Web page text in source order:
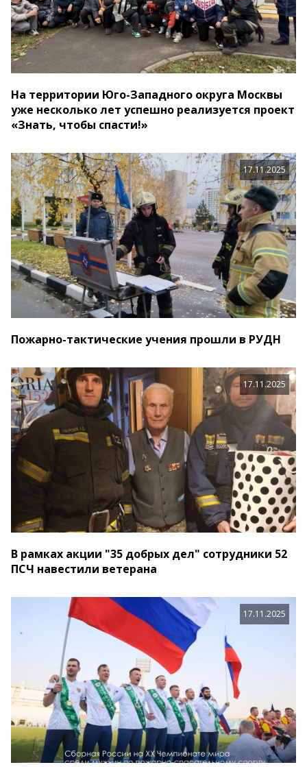
На территории Юго-Западного округа Москвы
уже несколько лет успешно реализуется проект
«Знать, чтобы спасти!»
17.11.2025
Пожарно-тактические учения прошли в РУДН
17.11.2025
В рамках акции "35 добрых дел" сотрудники 52
ПСЧ навестили ветерана
17.11.2025